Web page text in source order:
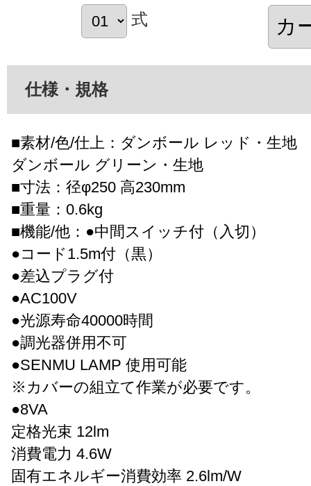
式
仕様・規格
■素材/色/仕上：ダンボール レッド・生地
ダンボール グリーン・生地
■寸法：径φ250 高230mm
■重量：0.6kg
■機能/他：●中間スイッチ付（入切）
●コード1.5m付（黒）
●差込プラグ付
●AC100V
●光源寿命40000時間
●調光器併用不可
●SENMU LAMP 使用可能
※カバーの組立て作業が必要です。
●8VA
定格光束 12lm
消費電力 4.6W
固有エネルギー消費効率 2.6lm/W